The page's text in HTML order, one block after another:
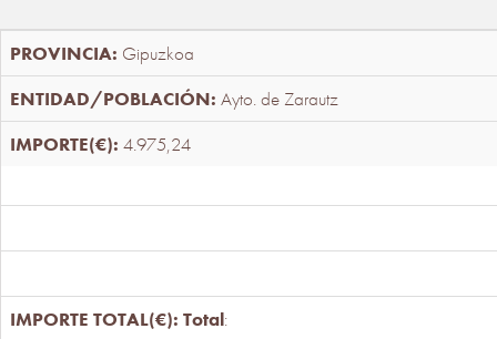
Gipuzkoa
Ayto. de Zarautz
4.975,24
Total: